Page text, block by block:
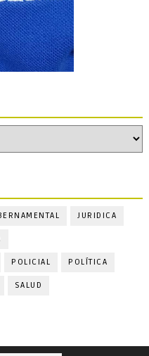
JURIDICA
POLICIAL POLÍTICA
SALUD